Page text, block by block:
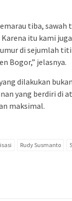
tiba, sawah
itu kami
di sejumlah
Bogor,” jelasnya.
dilakukan
yang berdiri di
maksimal.
Rudy Susmanto